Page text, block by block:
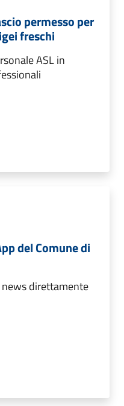
permesso per
freschi
ASL in
del Comune di
news direttamente